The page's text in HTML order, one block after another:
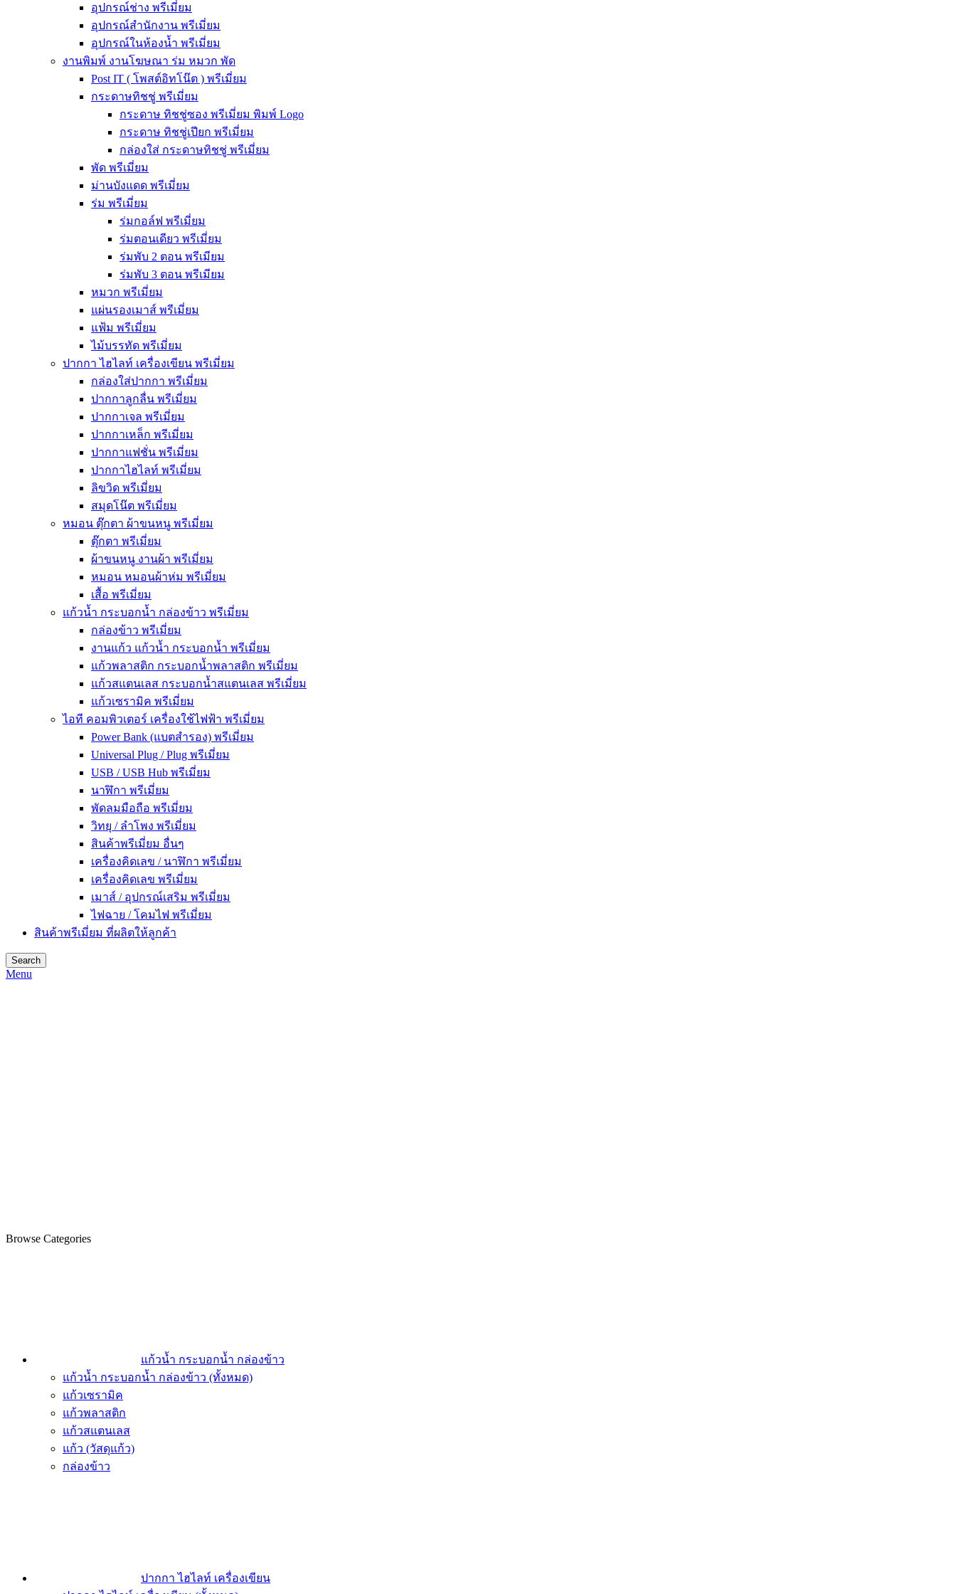
อุปกรณ์ช่าง พรีเมี่ยม
อุปกรณ์สำนักงาน พรีเมี่ยม
อุปกรณ์ในห้องน้ำ พรีเมี่ยม
งานพิมพ์ งานโฆษณา ร่ม หมวก พัด
Post IT ( โพสต์อิทโน๊ต ) พรีเมี่ยม
กระดาษทิชชู่ พรีเมี่ยม
กระดาษ ทิชชู่ซอง พรีเมี่ยม พิมพ์ Logo
กระดาษ ทิชชู่เปียก พรีเมี่ยม
กล่องใส่ กระดาษทิชชู่ พรีเมี่ยม
พัด พรีเมี่ยม
ม่านบังแดด พรีเมี่ยม
ร่ม พรีเมี่ยม
ร่มกอล์ฟ พรีเมี่ยม
ร่มตอนเดียว พรีเมี่ยม
ร่มพับ 2 ตอน พรีเมียม
ร่มพับ 3 ตอน พรีเมียม
หมวก พรีเมี่ยม
แผ่นรองเมาส์ พรีเมี่ยม
แฟ้ม พรีเมี่ยม
ไม้บรรทัด พรีเมี่ยม
ปากกา ไฮไลท์ เครื่องเขียน พรีเมี่ยม
กล่องใส่ปากกา พรีเมี่ยม
ปากกาลูกลื่น พรีเมี่ยม
ปากกาเจล พรีเมี่ยม
ปากกาเหล็ก พรีเมี่ยม
ปากกาแฟชั่น พรีเมี่ยม
ปากกาไฮไลท์ พรีเมี่ยม
ลิขวิด พรีเมี่ยม
สมุดโน๊ต พรีเมี่ยม
หมอน ตุ๊กตา ผ้าขนหนู พรีเมี่ยม
ตุ๊กตา พรีเมี่ยม
ผ้าขนหนู งานผ้า พรีเมี่ยม
หมอน หมอนผ้าห่ม พรีเมี่ยม
เสื้อ พรีเมี่ยม
แก้วน้ำ กระบอกน้ำ กล่องข้าว พรีเมี่ยม
กล่องข้าว พรีเมี่ยม
งานแก้ว แก้วน้ำ กระบอกน้ำ พรีเมี่ยม
แก้วพลาสติก กระบอกน้ำพลาสติก พรีเมี่ยม
แก้วสแตนเลส กระบอกน้ำสแตนเลส พรีเมี่ยม
แก้วเซรามิค พรีเมี่ยม
ไอที คอมพิวเตอร์ เครื่องใช้ไฟฟ้า พรีเมี่ยม
Power Bank (แบตสำรอง) พรีเมี่ยม
Universal Plug / Plug พรีเมี่ยม
USB / USB Hub พรีเมี่ยม
นาฬิกา พรีเมี่ยม
พัดลมมือถือ พรีเมี่ยม
วิทยุ / ลำโพง พรีเมี่ยม
สินค้าพรีเมี่ยม อื่นๆ
เครื่องคิดเลข / นาฬิกา พรีเมี่ยม
เครื่องคิดเลข พรีเมี่ยม
เมาส์ / อุปกรณ์เสริม พรีเมี่ยม
ไฟฉาย / โคมไฟ พรีเมี่ยม
สินค้าพรีเมี่ยม ที่ผลิตให้ลูกค้า
Search
Menu
Browse Categories
แก้วน้ำ กระบอกน้ำ กล่องข้าว
แก้วน้ำ กระบอกน้ำ กล่องข้าว (ทั้งหมด)
แก้วเซรามิค
แก้วพลาสติก
แก้วสแตนเลส
แก้ว (วัสดุแก้ว)
กล่องข้าว
ปากกา ไฮไลท์ เครื่องเขียน